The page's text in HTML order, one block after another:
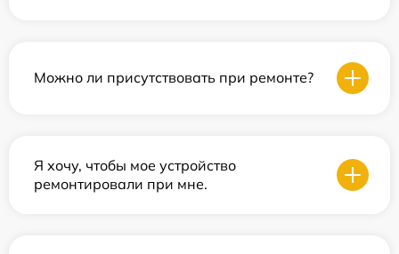
Можно ли присутствовать при ремонте?
Я хочу, чтобы мое устройство
ремонтировали при мне.